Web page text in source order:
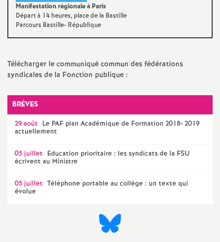
e
s
s
e
i
Manifestation régionale à Paris
Départ à 14 heures, place de la Bastille
Parcours Bastille- République
Télécharger le communiqué commun des fédérations
syndicales de la Fonction publique :
BRÈVES
29 août Le PAF plan Académique de Formation 2018- 2019
actuellement
05 juillet Education prioritaire : les syndicats de la FSU
écrivent au Ministre
05 juillet Téléphone portable au collège : un texte qui
évolue